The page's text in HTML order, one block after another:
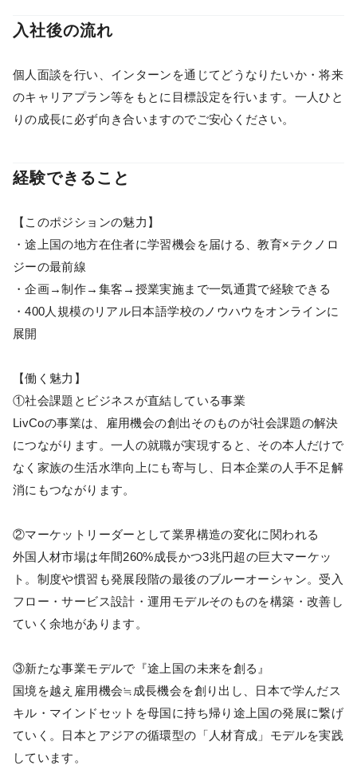
入社後の流れ
個人面談を行い、インターンを通じてどうなりたいか・将来
のキャリアプラン等をもとに目標設定を行います。一人ひと
りの成長に必ず向き合いますのでご安心ください。
経験できること
【このポジションの魅力】
・途上国の地方在住者に学習機会を届ける、教育×テクノロ
ジーの最前線
・企画→制作→集客→授業実施まで一気通貫で経験できる
・400人規模のリアル日本語学校のノウハウをオンラインに
展開
【働く魅力】
①社会課題とビジネスが直結している事業
LivCoの事業は、雇用機会の創出そのものが社会課題の解決
につながります。一人の就職が実現すると、その本人だけで
なく家族の生活水準向上にも寄与し、日本企業の人手不足解
消にもつながります。
②マーケットリーダーとして業界構造の変化に関われる
外国人材市場は年間260%成長かつ3兆円超の巨大マーケッ
ト。制度や慣習も発展段階の最後のブルーオーシャン。受入
フロー・サービス設計・運用モデルそのものを構築・改善し
ていく余地があります。
③新たな事業モデルで『途上国の未来を創る』
国境を越え雇用機会≒成長機会を創り出し、日本で学んだス
キル・マインドセットを母国に持ち帰り途上国の発展に繋げ
ていく。日本とアジアの循環型の「人材育成」モデルを実践
しています。